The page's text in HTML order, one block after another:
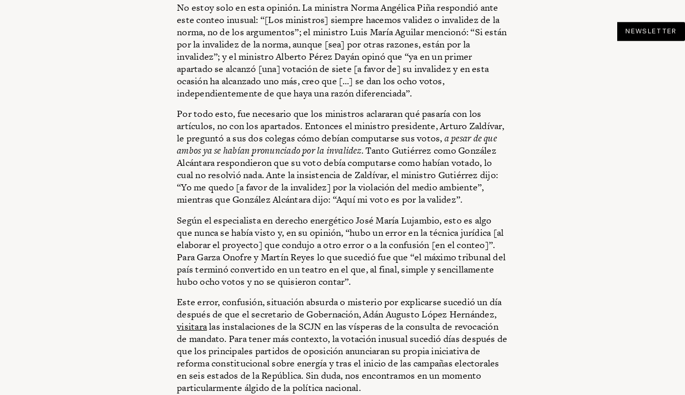
No estoy solo en esta opinión. La ministra Norma Angélica Piña respondió ante
este conteo inusual: “[Los ministros] siempre hacemos validez o invalidez de la
norma, no de los argumentos”; el ministro Luis María Aguilar mencionó: “Si están
por la invalidez de la norma, aunque [sea] por otras razones, están por la
invalidez”; y el ministro Alberto Pérez Dayán opinó que “ya en un primer
apartado se alcanzó [una] votación de siete [a favor de] su invalidez y en esta
ocasión ha alcanzado uno más, creo que […] se dan los ocho votos,
independientemente de que haya una razón diferenciada”.
Por todo esto, fue necesario que los ministros aclararan qué pasaría con los
artículos, no con los apartados. Entonces el ministro presidente, Arturo Zaldívar,
le preguntó a sus dos colegas cómo debían computarse sus votos, a pesar de que
ambos ya se habían pronunciado por la invalidez. Tanto Gutiérrez como González
Alcántara respondieron que su voto debía computarse como habían votado, lo
cual no resolvió nada. Ante la insistencia de Zaldívar, el ministro Gutiérrez dijo:
“Yo me quedo [a favor de la invalidez] por la violación del medio ambiente”,
mientras que González Alcántara dijo: “Aquí mi voto es por la validez”.
Según el especialista en derecho energético José María Lujambio, esto es algo
que nunca se había visto y, en su opinión, “hubo un error en la técnica jurídica [al
elaborar el proyecto] que condujo a otro error o a la confusión [en el conteo]”.
Para Garza Onofre y Martín Reyes lo que sucedió fue que “el máximo tribunal del
país terminó convertido en un teatro en el que, al final, simple y sencillamente
hubo ocho votos y no se quisieron contar”.
Este error, confusión, situación absurda o misterio por explicarse sucedió un día
después de que el secretario de Gobernación, Adán Augusto López Hernández,
visitaralas instalaciones de la SCJN en las vísperas de la consulta de revocación
de mandato. Para tener más contexto, la votación inusual sucedió días después de
que los principales partidos de oposición anunciaran su propia iniciativa de
reforma constitucional sobre energía y tras el inicio de las campañas electorales
en seis estados de la República. Sin duda, nos encontramos en un momento
particularmente álgido de la política nacional.
NEWSLETTER